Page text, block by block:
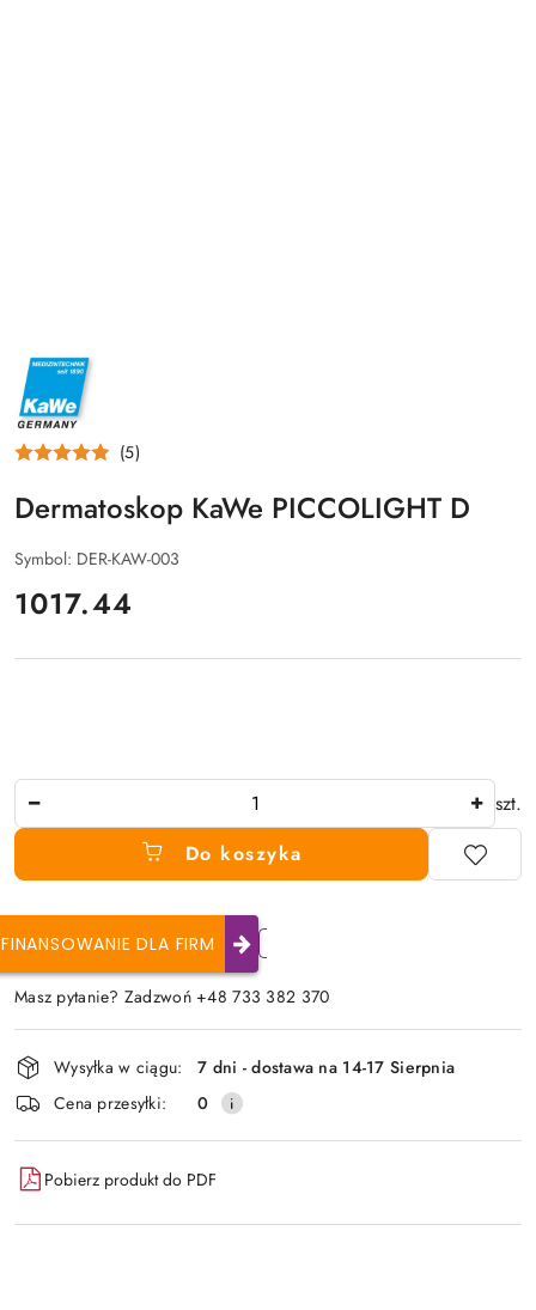
NAZWA
PRODUCENTA:
KAWE
(5)
Dermatoskop KaWe PICCOLIGHT D
Symbol: DER-KAW-003
cena:
1017.44
szt.
Do koszyka
FINANSOWANIE DLA FIRM
Masz pytanie? Zadzwoń +48 733 382 370
Dostępność
i
dostawa
Wysyłka w ciągu:
7 dni - dostawa na 14-17 Sierpnia
Cena przesyłki:
0
Pobierz produkt do PDF